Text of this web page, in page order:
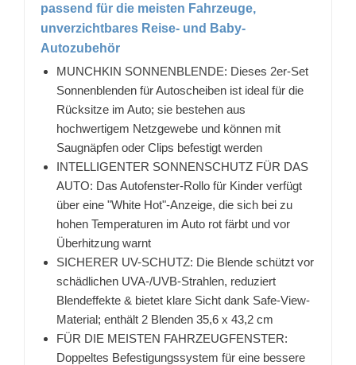
passend für die meisten Fahrzeuge,
unverzichtbares Reise- und Baby-
Autozubehör
MUNCHKIN SONNENBLENDE: Dieses 2er-Set
Sonnenblenden für Autoscheiben ist ideal für die
Rücksitze im Auto; sie bestehen aus
hochwertigem Netzgewebe und können mit
Saugnäpfen oder Clips befestigt werden
INTELLIGENTER SONNENSCHUTZ FÜR DAS
AUTO: Das Autofenster-Rollo für Kinder verfügt
über eine "White Hot"-Anzeige, die sich bei zu
hohen Temperaturen im Auto rot färbt und vor
Überhitzung warnt
SICHERER UV-SCHUTZ: Die Blende schützt vor
schädlichen UVA-/UVB-Strahlen, reduziert
Blendeffekte & bietet klare Sicht dank Safe-View-
Material; enthält 2 Blenden 35,6 x 43,2 cm
FÜR DIE MEISTEN FAHRZEUGFENSTER:
Doppeltes Befestigungssystem für eine bessere